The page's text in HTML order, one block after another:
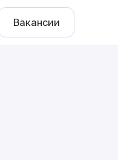
Вакансии